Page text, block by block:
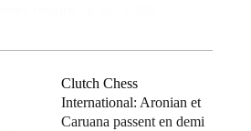
Clutch Chess
International: Aronian et
Caruana passent en demi